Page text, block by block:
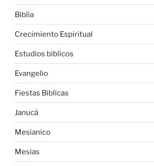
Biblia
Crecimiento Espiritual
Estudios biblicos
Evangelio
Fiestas Biblicas
Janucá
Mesianico
Mesias